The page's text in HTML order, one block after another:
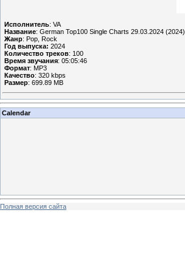
Исполнитель: VA
Название: German Top100 Single Charts 29.03.2024 (2024)
Жанр: Pop, Rock
Год выпуска: 2024
Количество треков: 100
Время звучания: 05:05:46
Формат: MP3
Качество: 320 kbps
Размер: 699.89 MB
Calendar
Полная версия сайта